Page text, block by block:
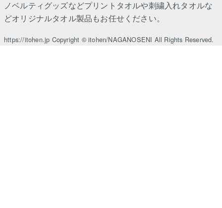
ノベルティグッズなどプリントタオルや刺繍入れタオルな
どオリジナルタオル製品もお任せください。
https://itohen.jp Copyright © itohen/NAGANOSENI All Rights Reserved.